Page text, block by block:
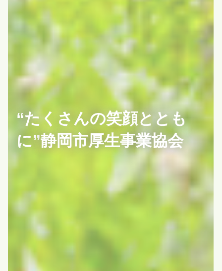
“たくさんの笑顔ととも
に”静岡市厚生事業協会